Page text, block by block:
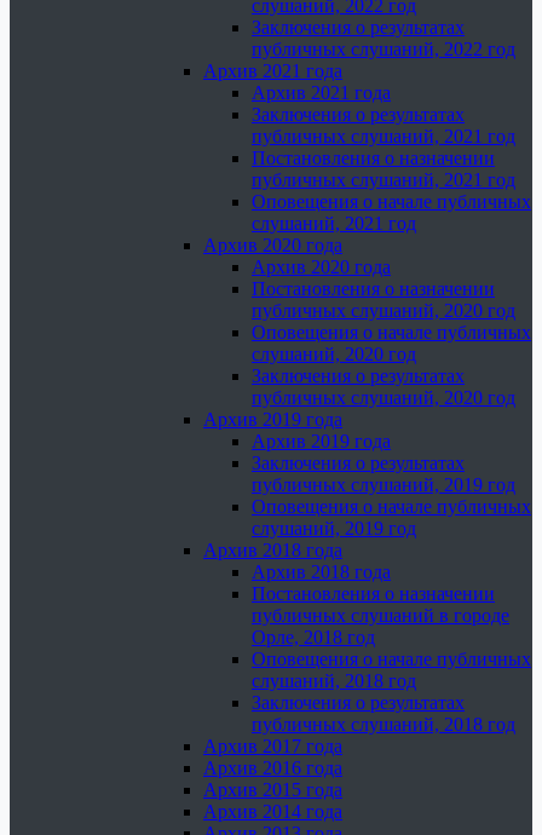
слушаний, 2022 год
Заключения о результатах
публичных слушаний, 2022 год
Архив 2021 года
Архив 2021 года
Заключения о результатах
публичных слушаний, 2021 год
Постановления о назначении
публичных слушаний, 2021 год
Оповещения о начале публичных
слушаний, 2021 год
Архив 2020 года
Архив 2020 года
Постановления о назначении
публичных слушаний, 2020 год
Оповещения о начале публичных
слушаний, 2020 год
Заключения о результатах
публичных слушаний, 2020 год
Архив 2019 года
Архив 2019 года
Заключения о результатах
публичных слушаний, 2019 год
Оповещения о начале публичных
слушаний, 2019 год
Архив 2018 года
Архив 2018 года
Постановления о назначении
публичных слушаний в городе
Орле, 2018 год
Оповещения о начале публичных
слушаний, 2018 год
Заключения о результатах
публичных слушаний, 2018 год
Архив 2017 года
Архив 2016 года
Архив 2015 года
Архив 2014 года